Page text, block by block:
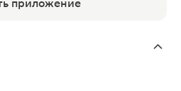
приложение